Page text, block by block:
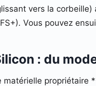
vers la
Vous pouvez
: du
matérielle